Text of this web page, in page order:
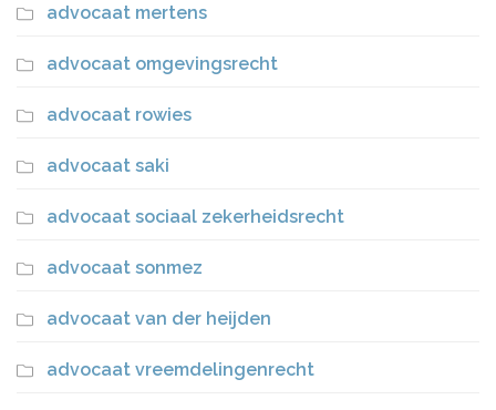
advocaat mertens
advocaat omgevingsrecht
advocaat rowies
advocaat saki
advocaat sociaal zekerheidsrecht
advocaat sonmez
advocaat van der heijden
advocaat vreemdelingenrecht